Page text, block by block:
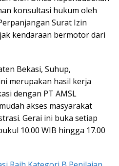
konsultasi hukum oleh
Surat Izin
kendaraan bermotor dari
Bekasi, Suhup,
merupakan hasil kerja
dengan PT AMSL
akses masyarakat
Gerai ini buka setiap
10.00 WIB hingga 17.00